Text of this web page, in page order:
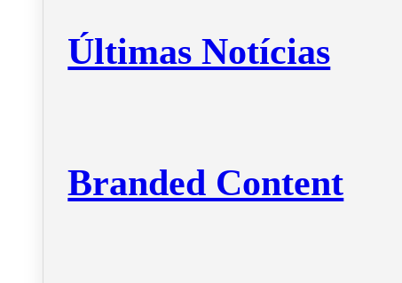
Últimas Notícias
Branded Content